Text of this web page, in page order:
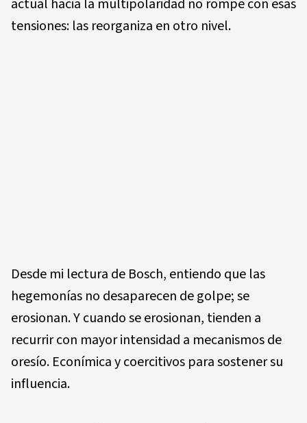
actual hacia la multipolaridad no rompe con esas
tensiones: las reorganiza en otro nivel.
Desde mi lectura de Bosch, entiendo que las
hegemonías no desaparecen de golpe; se
erosionan. Y cuando se erosionan, tienden a
recurrir con mayor intensidad a mecanismos de
oresío. Econímica y coercitivos para sostener su
influencia.